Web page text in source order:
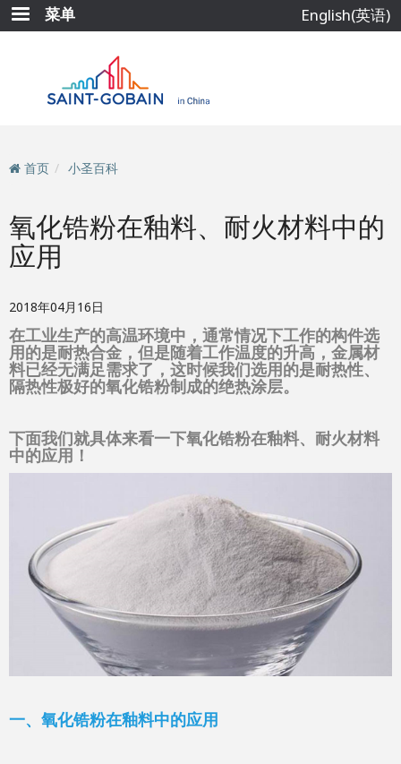
跳
转
菜单 English(英语)
首页 小圣百科
氧化锆粉在釉料、耐火材料中的
应用
2018年04月16日
在工业生产的高温环境中，通常情况下工作的构件选
用的是耐热合金，但是随着工作温度的升高，金属材
料已经无满足需求了，这时候我们选用的是耐热性、
隔热性极好的氧化锆粉制成的绝热涂层。
下面我们就具体来看一下氧化锆粉在釉料、耐火材料
中的应用！
一、氧化锆粉在釉料中的应用